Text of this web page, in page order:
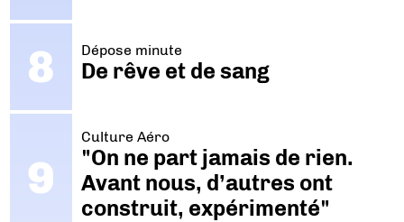
Dépose minute
De rêve et de sang
Culture Aéro
"On ne part jamais de rien.
Avant nous, d’autres ont
construit, expérimenté"